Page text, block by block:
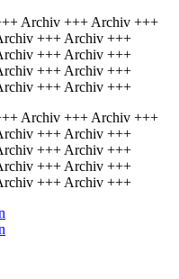
Archiv +++ Archiv +++
+++ Archiv +++
+++ Archiv +++
+++ Archiv +++
+++ Archiv +++
Archiv +++ Archiv +++
+++ Archiv +++
+++ Archiv +++
+++ Archiv +++
+++ Archiv +++